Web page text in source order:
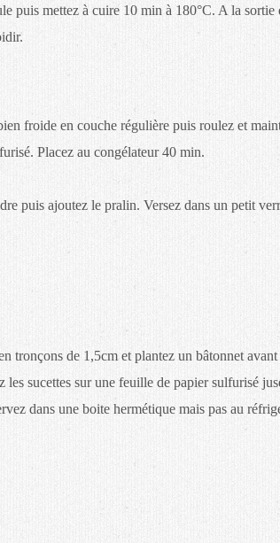
puis mettez à cuire 10 min à 180°C. A la
froide en couche régulière puis roulez et
Placez au congélateur 40 min.
puis ajoutez le pralin. Versez dans un petit
tronçons de 1,5cm et plantez un bâtonnet
les sucettes sur une feuille de papier sulfurisé
dans une boite hermétique mais pas au